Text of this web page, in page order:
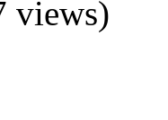
views)